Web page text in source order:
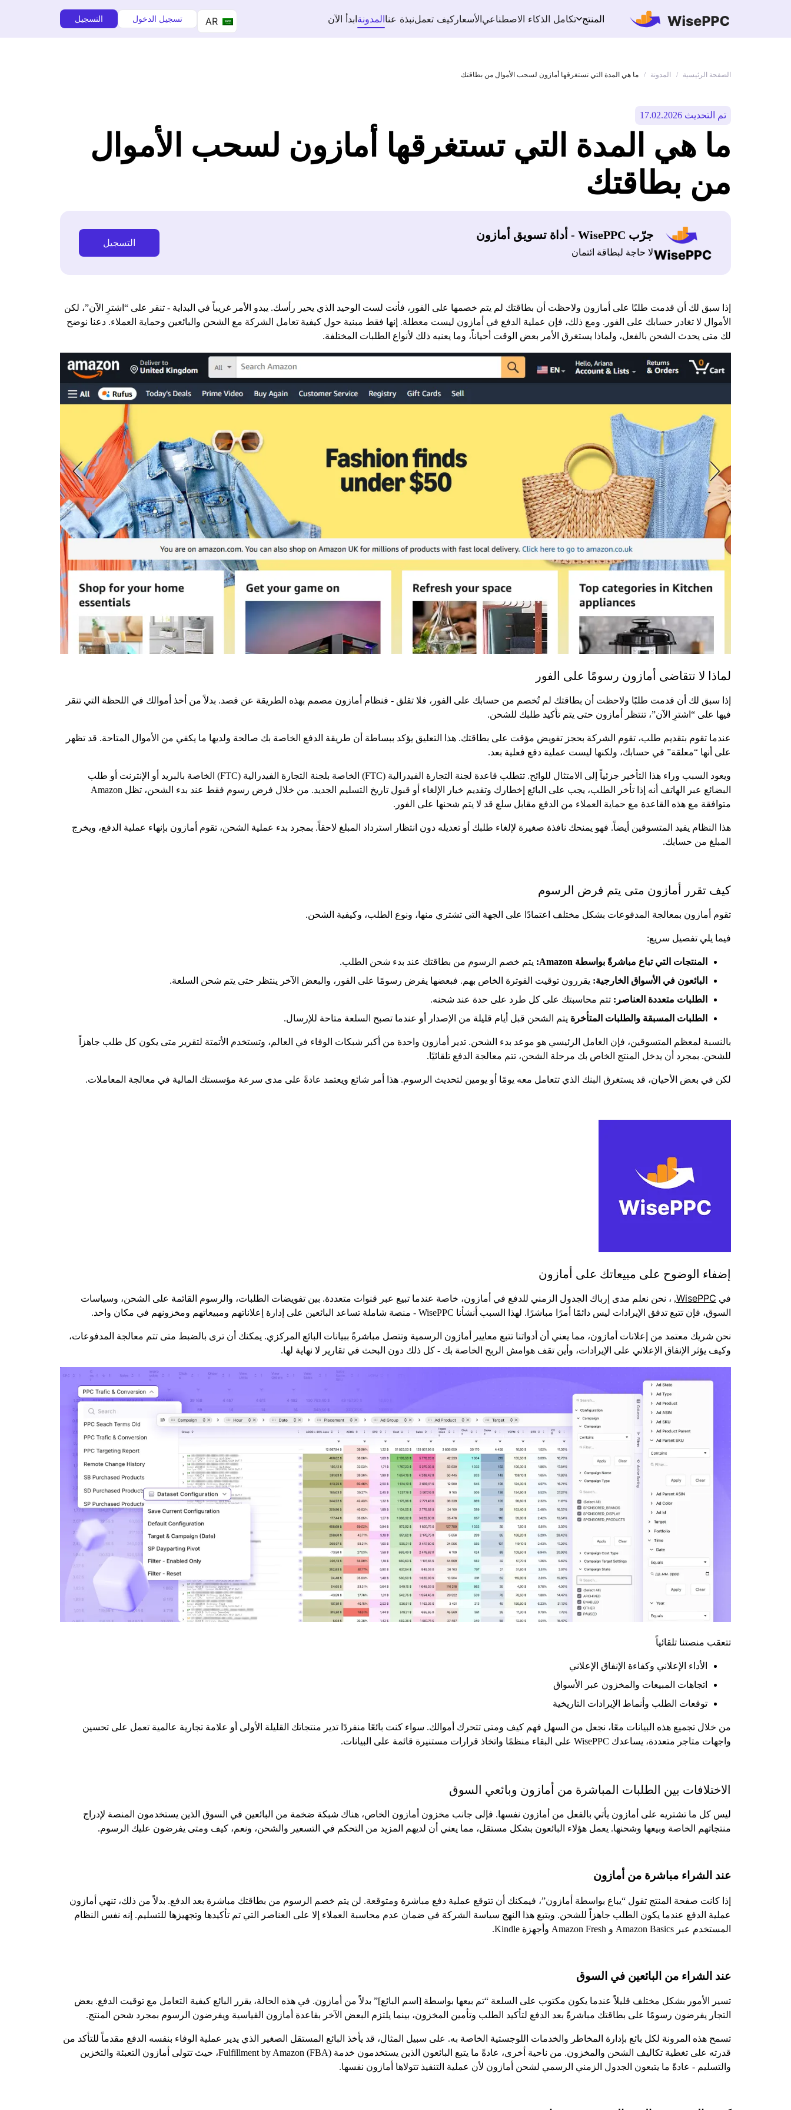
المنتج تكامل الذكاء الاصطناعيالأسعار كيف تعملنبذة عناالمدونةابدأ الآن تسجيل الدخول التسجيل
الصفحة الرئيسية / المدونة / ما هي المدة التي تستغرقها أمازون لسحب الأموال من بطاقتك
تم التحديث 17.02.2026
ما هي المدة التي تستغرقها أمازون لسحب الأموال
من بطاقتك
جرّب WisePPC - أداة تسويق أمازون
لا حاجة لبطاقة ائتمان
التسجيل
إذا سبق لك أن قدمت طلبًا على أمازون ولاحظت أن بطاقتك لم يتم خصمها على الفور، فأنت لست الوحيد الذي يحير رأسك. يبدو الأمر غريباً في البداية - تنقر على “اشترِ الآن”، لكن
الأموال لا تغادر حسابك على الفور. ومع ذلك، فإن عملية الدفع في أمازون ليست معطلة. إنها فقط مبنية حول كيفية تعامل الشركة مع الشحن والبائعين وحماية العملاء. دعنا نوضح
لك متى يحدث الشحن بالفعل، ولماذا يستغرق الأمر بعض الوقت أحياناً، وما يعنيه ذلك لأنواع الطلبات المختلفة.
لماذا لا تتقاضى أمازون رسومًا على الفور
إذا سبق لك أن قدمت طلبًا ولاحظت أن بطاقتك لم تُخصم من حسابك على الفور، فلا تقلق - فنظام أمازون مصمم بهذه الطريقة عن قصد. بدلاً من أخذ أموالك في اللحظة التي تنقر
فيها على “اشترِ الآن”، تنتظر أمازون حتى يتم تأكيد طلبك للشحن.
عندما تقوم بتقديم طلب، تقوم الشركة بحجز تفويض مؤقت على بطاقتك. هذا التعليق يؤكد ببساطة أن طريقة الدفع الخاصة بك صالحة ولديها ما يكفي من الأموال المتاحة. قد تظهر
على أنها “معلقة” في حسابك، ولكنها ليست عملية دفع فعلية بعد.
ويعود السبب وراء هذا التأخير جزئياً إلى الامتثال للوائح. تتطلب قاعدة لجنة التجارة الفيدرالية (FTC) الخاصة بلجنة التجارة الفيدرالية (FTC) الخاصة بالبريد أو الإنترنت أو طلب
البضائع عبر الهاتف أنه إذا تأخر الطلب، يجب على البائع إخطارك وتقديم خيار الإلغاء أو قبول تاريخ التسليم الجديد. من خلال فرض رسوم فقط عند بدء الشحن، تظل Amazon
متوافقة مع هذه القاعدة مع حماية العملاء من الدفع مقابل سلع قد لا يتم شحنها على الفور.
هذا النظام يفيد المتسوقين أيضاً. فهو يمنحك نافذة صغيرة لإلغاء طلبك أو تعديله دون انتظار استرداد المبلغ لاحقاً. بمجرد بدء عملية الشحن، تقوم أمازون بإنهاء عملية الدفع، ويخرج
المبلغ من حسابك.
كيف تقرر أمازون متى يتم فرض الرسوم
تقوم أمازون بمعالجة المدفوعات بشكل مختلف اعتمادًا على الجهة التي تشتري منها، ونوع الطلب، وكيفية الشحن.
فيما يلي تفصيل سريع:
المنتجات التي تباع مباشرةً بواسطة Amazon:
يتم خصم الرسوم من بطاقتك عند بدء شحن الطلب.
البائعون في الأسواق الخارجية: يقررون توقيت الفوترة الخاص بهم. فبعضها يفرض رسومًا على الفور، والبعض الآخر ينتظر حتى يتم شحن السلعة.
الطلبات متعددة العناصر: تتم محاسبتك على كل طرد على حدة عند شحنه.
الطلبات المسبقة والطلبات المتأخرة يتم الشحن قبل أيام قليلة من الإصدار أو عندما تصبح السلعة متاحة للإرسال.
بالنسبة لمعظم المتسوقين، فإن العامل الرئيسي هو موعد بدء الشحن. تدير أمازون واحدة من أكبر شبكات الوفاء في العالم، وتستخدم الأتمتة لتقرير متى يكون كل طلب جاهزاً
للشحن. بمجرد أن يدخل المنتج الخاص بك مرحلة الشحن، تتم معالجة الدفع تلقائيًا.
لكن في بعض الأحيان، قد يستغرق البنك الذي تتعامل معه يومًا أو يومين لتحديث الرسوم. هذا أمر شائع ويعتمد عادةً على مدى سرعة مؤسستك المالية في معالجة المعاملات.
إضفاء الوضوح على مبيعاتك على أمازون
في WisePPC, ، نحن نعلم مدى إرباك الجدول الزمني للدفع في أمازون، خاصة عندما تبيع عبر قنوات متعددة. بين تفويضات الطلبات، والرسوم القائمة على الشحن، وسياسات
السوق، فإن تتبع تدفق الإيرادات ليس دائمًا أمرًا مباشرًا. لهذا السبب أنشأنا WisePPC - منصة شاملة تساعد البائعين على إدارة إعلاناتهم ومبيعاتهم ومخزونهم في مكان واحد.
نحن شريك معتمد من إعلانات أمازون، مما يعني أن أدواتنا تتبع معايير أمازون الرسمية وتتصل مباشرةً ببيانات البائع المركزي. يمكنك أن ترى بالضبط متى تتم معالجة المدفوعات،
وكيف يؤثر الإنفاق الإعلاني على الإيرادات، وأين تقف هوامش الربح الخاصة بك - كل ذلك دون البحث في تقارير لا نهاية لها.
تتعقب منصتنا تلقائياً
الأداء الإعلاني وكفاءة الإنفاق الإعلاني
اتجاهات المبيعات والمخزون عبر الأسواق
توقعات الطلب وأنماط الإيرادات التاريخية
من خلال تجميع هذه البيانات معًا، نجعل من السهل فهم كيف ومتى تتحرك أموالك. سواء كنت بائعًا منفردًا تدير منتجاتك القليلة الأولى أو علامة تجارية عالمية تعمل على تحسين
واجهات متاجر متعددة، يساعدك WisePPC على البقاء منظمًا واتخاذ قرارات مستنيرة قائمة على البيانات.
الاختلافات بين الطلبات المباشرة من أمازون وبائعي السوق
ليس كل ما تشتريه على أمازون يأتي بالفعل من أمازون نفسها. فإلى جانب مخزون أمازون الخاص، هناك شبكة ضخمة من البائعين في السوق الذين يستخدمون المنصة لإدراج
منتجاتهم الخاصة وبيعها وشحنها. يعمل هؤلاء البائعون بشكل مستقل، مما يعني أن لديهم المزيد من التحكم في التسعير والشحن، ونعم، كيف ومتى يفرضون عليك الرسوم.
عند الشراء مباشرة من أمازون
إذا كانت صفحة المنتج تقول “يباع بواسطة أمازون”، فيمكنك أن تتوقع عملية دفع مباشرة ومتوقعة. لن يتم خصم الرسوم من بطاقتك مباشرة بعد الدفع. بدلاً من ذلك، تنهي أمازون
عملية الدفع عندما يكون الطلب جاهزاً للشحن. ويتبع هذا النهج سياسة الشركة في ضمان عدم محاسبة العملاء إلا على العناصر التي تم تأكيدها وتجهيزها للتسليم. إنه نفس النظام
المستخدم عبر Amazon Basics و Amazon Fresh وأجهزة Kindle.
عند الشراء من البائعين في السوق
تسير الأمور بشكل مختلف قليلاً عندما يكون مكتوب على السلعة “تم بيعها بواسطة [اسم البائع]” بدلاً من أمازون. في هذه الحالة، يقرر البائع كيفية التعامل مع توقيت الدفع. بعض
التجار يفرضون رسومًا على بطاقتك مباشرةً بعد الدفع لتأكيد الطلب وتأمين المخزون، بينما يلتزم البعض الآخر بقاعدة أمازون القياسية ويفرضون الرسوم بمجرد شحن المنتج.
تسمح هذه المرونة لكل بائع بإدارة المخاطر والخدمات اللوجستية الخاصة به. على سبيل المثال، قد يأخذ البائع المستقل الصغير الذي يدير عملية الوفاء بنفسه الدفع مقدماً للتأكد من
قدرته على تغطية تكاليف الشحن والمخزون. من ناحية أخرى، عادةً ما يتبع البائعون الذين يستخدمون خدمة Fulfillment by Amazon (FBA)، حيث تتولى أمازون التعبئة والتخزين
والتسليم - عادةً ما يتبعون الجدول الزمني الرسمي لشحن أمازون لأن عملية التنفيذ تتولاها أمازون نفسها.